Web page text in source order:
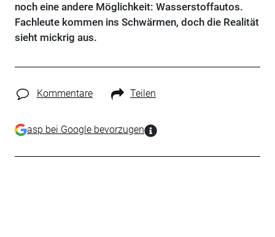
noch eine andere Möglichkeit: Wasserstoffautos.
Fachleute kommen ins Schwärmen, doch die Realität
sieht mickrig aus.
Kommentare Teilen
asp bei Google bevorzugen